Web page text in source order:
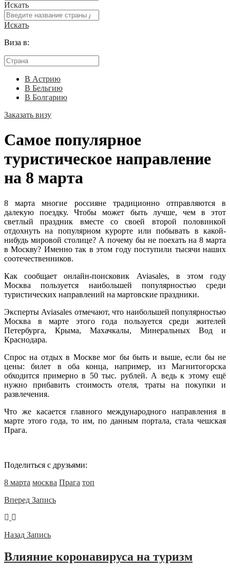
Искать
Искать
Виза в:
В Астрию
В Бельгию
В Болгарию
Заказать визу
Самое популярное
туристическое направление
на 8 марта
8 марта многие россияне традиционно отправляются в
далекую поездку. Чтобы может быть лучше, чем в этот
светлый праздник вместе со своей второй половинкой
отдохнуть на популярном курорте или побывать в какой-
нибудь мировой столице? А почему бы не поехать на 8 марта
в Москву? Именно так в этом году поступили тысячи наших
соотечественников.
Как сообщает онлайн-поисковик Aviasales, в этом году
Москва пользуется наибольшей популярностью среди
туристических направлений на мартовские праздники.
Эксперты Aviasales отмечают, что наибольшей популярностью
Москва в марте этого года пользуется среди жителей
Петербурга, Крыма, Махачкалы, Минеральных Вод и
Краснодара.
Спрос на отдых в Москве мог бы быть и выше, если бы не
цены: билет в оба конца, например, из Магнитогорска
обходится примерно в 50 тыс. рублей. А ведь к этому ещё
нужно прибавить стоимость отеля, траты на покупки и
развлечения.
Что же касается главного международного направления в
марте этого года, то им, по данным портала, стала чешская
Прага.
Поделиться с друзьями:
8 марта москва Прага топ
Вперед Запись
Назад Запись
Влияние коронавируса на туризм